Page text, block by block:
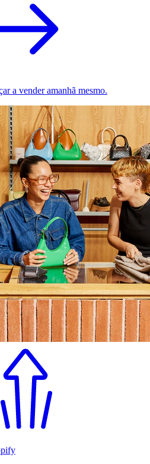
a vender amanhã mesmo.